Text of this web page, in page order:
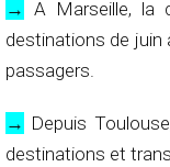
→ A Marseille, la
destinations de juin
passagers.
→ Depuis
destinations et